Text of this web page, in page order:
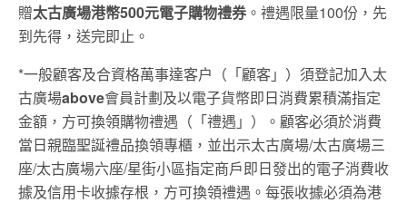
贈太古廣場港幣500元電子購物禮券。禮遇限量100份，先
到先得，送完即止。
*一般顧客及合資格萬事達客户（「顧客」）須登記加入太
古廣場above會員計劃及以電子貨幣即日消費累積滿指定
金額，方可換領購物禮遇（「禮遇」）。顧客必須於消費
當日親臨聖誕禮品換領專櫃，並出示太古廣場/太古廣場三
座/太古廣場六座/星街小區指定商戶即日發出的電子消費收
據及信用卡收據存根，方可換領禮遇。每張收據必須為港